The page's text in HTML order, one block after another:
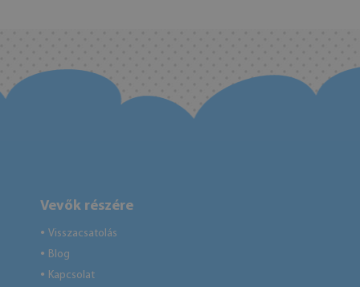
Vevők részére
● Visszacsatolás
● Blog
● Kapcsolat